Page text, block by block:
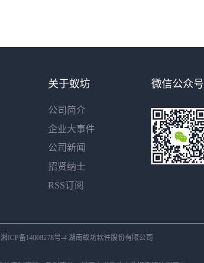
微信公众号
关于蚁坊
公司简介
企业大事件
公司新闻
招贤纳士
RSS订阅
湘ICP备14008278号-4湖南蚁坊软件股份有限公司